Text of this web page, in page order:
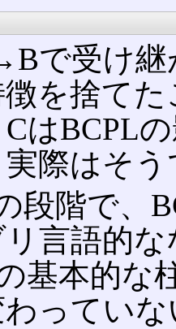
で受け
を捨て
はBCPL
際はそ
段階で、
言語的
基本的な
っていな